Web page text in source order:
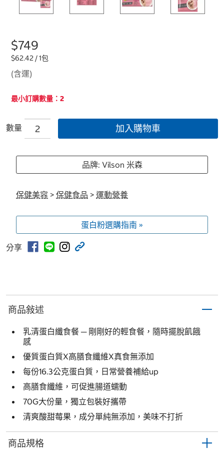
$749
$62.42 / 1包
(含運)
最小訂購數量：2
數量 加入購物車
品牌: Vilson 米森
保健美容 > 保健食品 > 運動營養
蛋白粉選購指南 »
分享
商品敍述
乳清蛋白纖食餐 ─ 剛剛好的輕食餐，隨時擺脫飢餓
感
優質蛋白質X高膳食纖維X真食無添加
每份16.3公克蛋白質，日常營養補給up
高膳食纖維，可促進腸道蠕動
70G大份量，獨立包裝好攜帶
清爽酸甜莓果，成分單純無添加，美味不打折
商品規格